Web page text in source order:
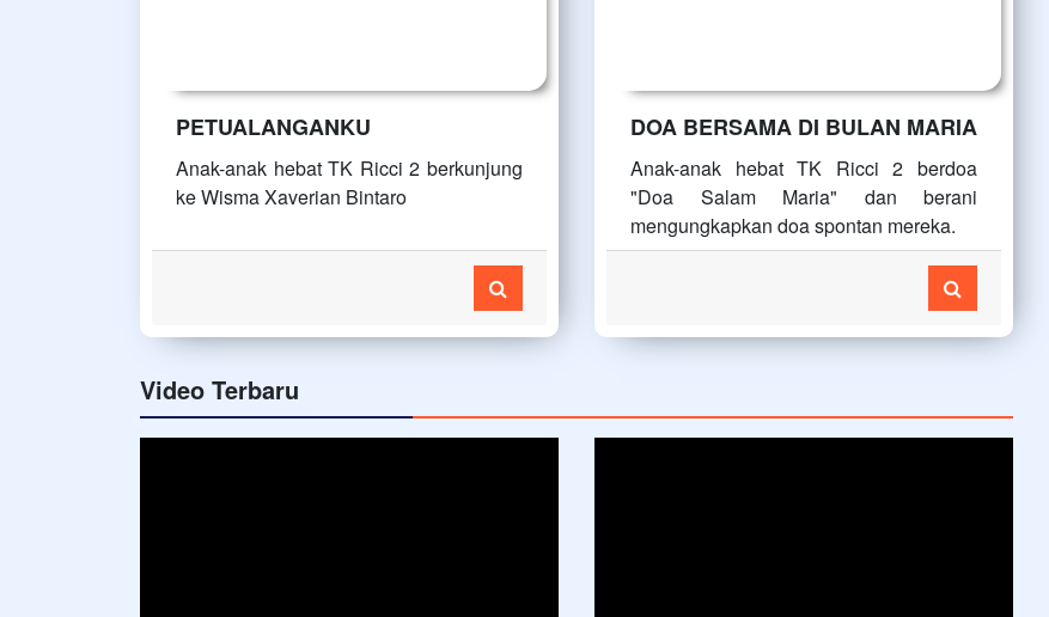
PETUALANGANKU
Anak-anak hebat TK Ricci 2 berkunjung
ke Wisma Xaverian Bintaro
DOA BERSAMA DI BULAN MARIA
Anak-anak hebat TK Ricci 2 berdoa
"Doa Salam Maria" dan berani
mengungkapkan doa spontan mereka.
Video Terbaru